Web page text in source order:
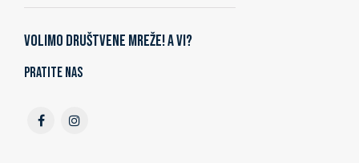
Volimo društvene mreže! A vi?
Pratite nas